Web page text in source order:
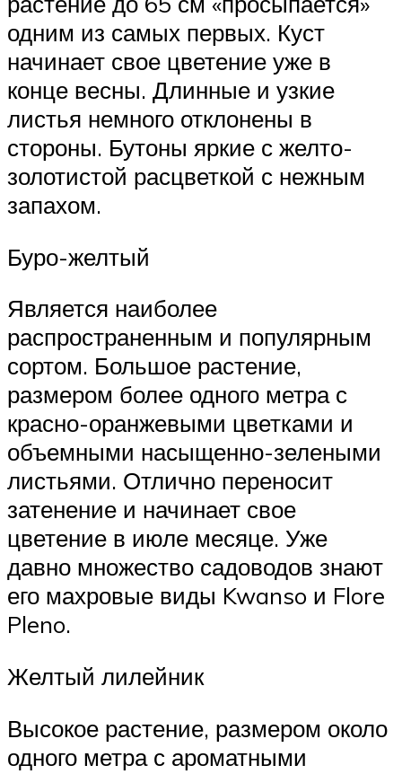
одним из самых первых. Куст
начинает свое цветение уже в
конце весны. Длинные и узкие
листья немного отклонены в
стороны. Бутоны яркие с желто-
золотистой расцветкой с нежным
запахом.
Буро-желтый
Является наиболее
распространенным и популярным
сортом. Большое растение,
размером более одного метра с
красно-оранжевыми цветками и
объемными насыщенно-зелеными
листьями. Отлично переносит
затенение и начинает свое
цветение в июле месяце. Уже
давно множество садоводов знают
его махровые виды Kwanso и Flore
Pleno.
Желтый лилейник
Высокое растение, размером около
одного метра с ароматными